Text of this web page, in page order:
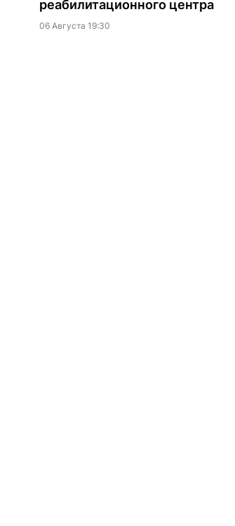
реабилитационного центра
06 Августа 19:30